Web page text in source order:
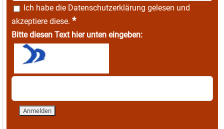
Ich habe die Datenschutzerklärung gelesen und
akzeptiere diese. *
Bitte diesen Text hier unten eingeben: